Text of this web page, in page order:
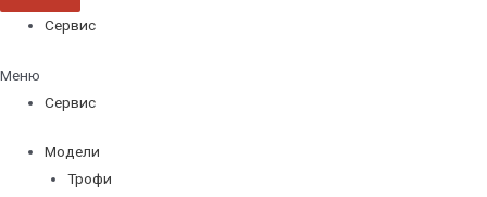
Сервис
Меню
Сервис
Модели
Трофи